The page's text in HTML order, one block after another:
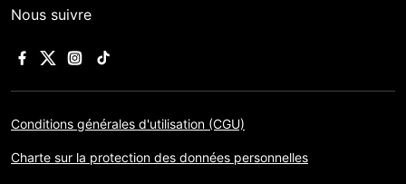
Nous suivre
Conditions générales d'utilisation (CGU)
Charte sur la protection des données personnelles